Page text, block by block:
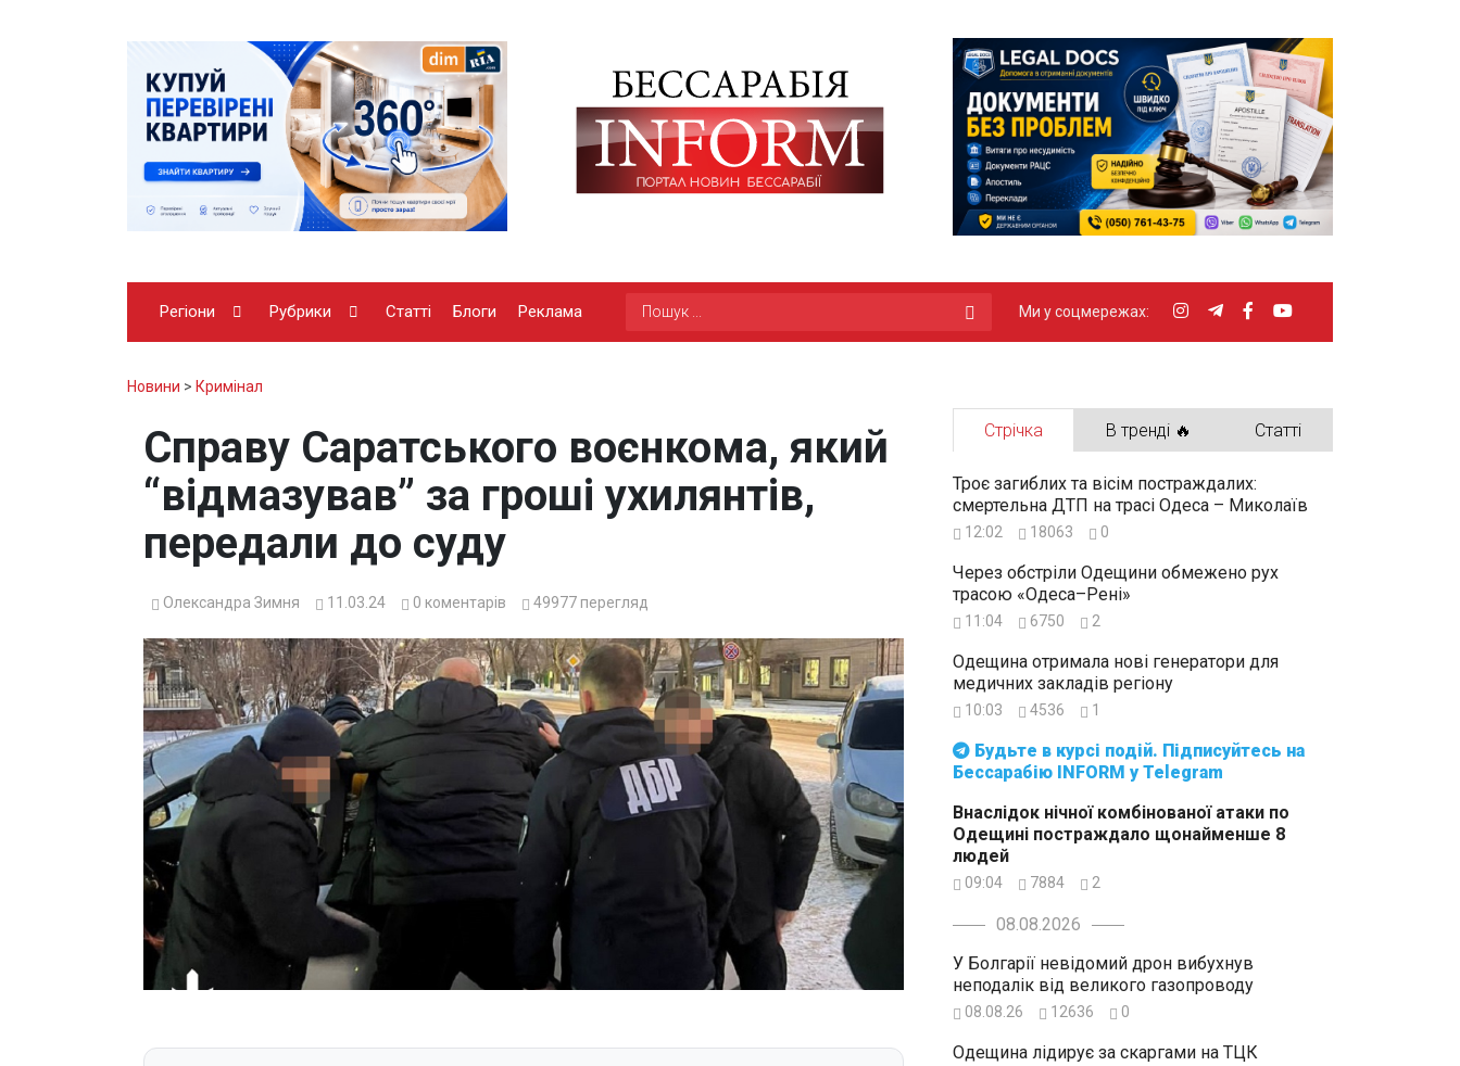
Регіони Рубрики Статті Блоги Реклама Ми у соцмережах:
Новини > Кримінал
Справу Саратського воєнкома, який
“відмазував” за гроші ухилянтів,
передали до суду
Олександра Зимня 11.03.24 0 коментарів 49977 перегляд
Стрічка В тренді 🔥 Статті
Бессарабію INFORM у Telegram
Троє загиблих та вісім постраждалих:
смертельна ДТП на трасі Одеса – Миколаїв
12:02 18063 0
Через обстріли Одещини обмежено рух
трасою «Одеса–Рені»
11:04 6750 2
Одещина отримала нові генератори для
медичних закладів регіону
10:03 4536 1
Внаслідок нічної комбінованої атаки по
Одещині постраждало щонайменше 8
людей
09:04 7884 2
08.08.2026
У Болгарії невідомий дрон вибухнув
неподалік від великого газопроводу
08.08.26 12636 0
Одещина лідирує за скаргами на ТЦК